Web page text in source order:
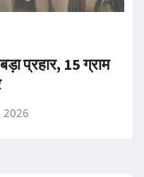
प्रहार, 15 ग्राम
2026